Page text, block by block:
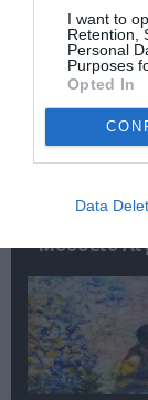
I want to
Retention,
Personal
Purposes
Opted In
Data
Βουνά και
Πνευματική
Περιοδική
Μουσείο